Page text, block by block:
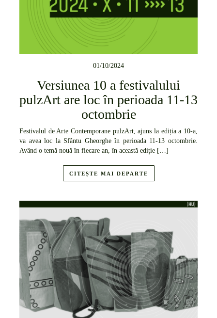
01/10/2024
Versiunea 10 a festivalului
pulzArt are loc în perioada 11-13
octombrie
Festivalul de Arte Contemporane pulzArt, ajuns la ediția a 10-a,
va avea loc la Sfântu Gheorghe în perioada 11-13 octombrie.
Având o temă nouă în fiecare an, în această ediție […]
CITEȘTE MAI DEPARTE